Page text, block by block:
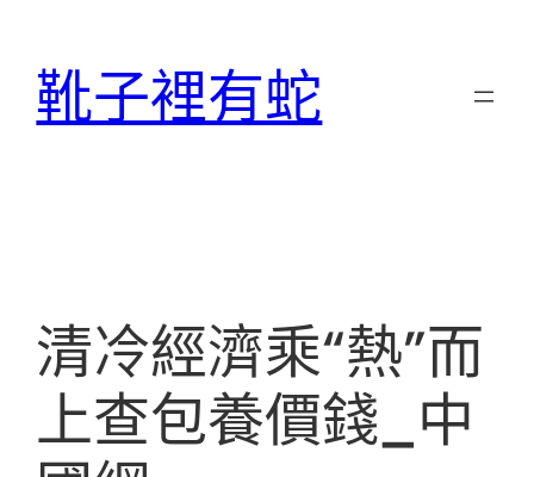
靴子裡有蛇
清冷經濟乘“熱”而
上查包養價錢_中